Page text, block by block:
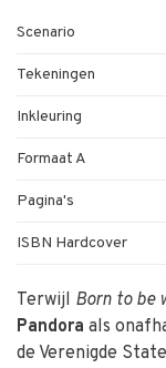
Scenario
Tekeningen
Inkleuring
Formaat A
Pagina's
ISBN Hardcover
Terwijl Born to be
Pandora als
de Verenigde